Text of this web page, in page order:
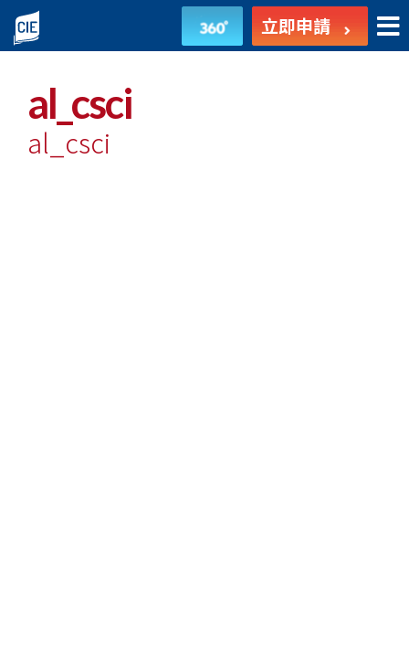
undefined 立即申請
al_csci
al_csci